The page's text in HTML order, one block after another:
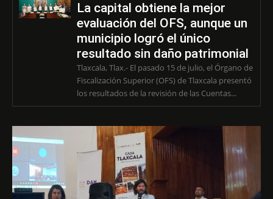
La capital obtiene la mejor
evaluación del OFS, aunque un
municipio logró el único
resultado sin daño patrimonial
Tlaxcala, Tlax.- El pasado 15 de julio, el Órgano de
Fiscalización Superior (OFS) de Tlaxcala presentó
los resultados de la revisión de las Cuentas...